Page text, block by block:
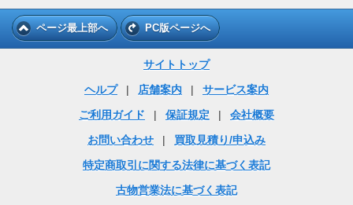
ページ最上部へ PC版ページへ
サイトトップ
ヘルプ
| 店舗案内 |
サービス案内
ご利用ガイド
| 保証規定 |
会社概要
お問い合わせ
|
買取見積り/申込み
特定商取引に関する法律に基づく表記
古物営業法に基づく表記